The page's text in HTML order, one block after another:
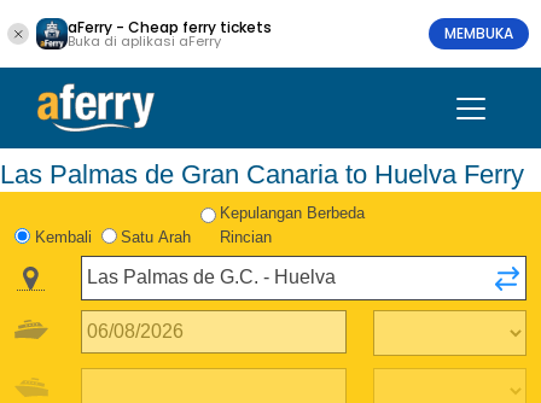
aFerry - Cheap ferry tickets
Buka di aplikasi aFerry MEMBUKA
Las Palmas de Gran Canaria to Huelva Ferry
Kembali Satu Arah
Kepulangan Berbeda
Rincian